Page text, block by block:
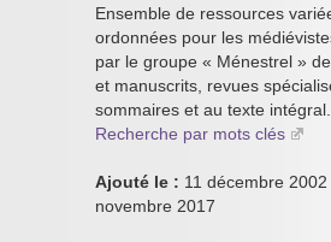
Ensemble de ressources
ordonnées pour les
par le groupe « Ménestrel »
et manuscrits, revues
sommaires et au texte intégral.
Recherche par mots clés
Ajouté le : 11 décembre 2002
novembre 2017